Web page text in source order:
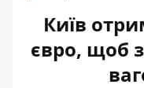
Київ
євро, щоб